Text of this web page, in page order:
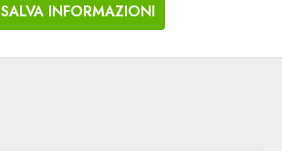
SALVA INFORMAZIONI